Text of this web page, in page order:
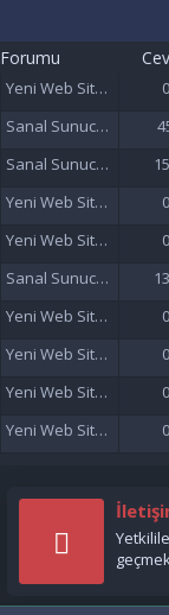
Forumu
Yeni Web Siteleri - Site Tanıtımı 0
Sanal Sunucu (VDS/VPS)
Sanal Sunucu (VDS/VPS)
Yeni Web Siteleri - Site Tanıtımı 0
Yeni Web Siteleri - Site Tanıtımı 0
Sanal Sunucu (VDS/VPS)
Yeni Web Siteleri - Site Tanıtımı 0
Yeni Web Siteleri - Site Tanıtımı 0
Yeni Web Siteleri - Site Tanıtımı 0
Yeni Web Siteleri - Site Tanıtımı 0